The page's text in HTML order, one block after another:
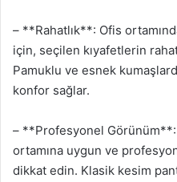
– **Rahatlık**: Ofis
için, seçilen kıyafetlerin
Pamuklu ve esnek
konfor sağlar.
– **Profesyonel
ortamına uygun ve
dikkat edin. Klasik kesim